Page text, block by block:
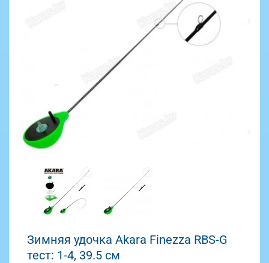
Зимняя удочка Akara Finezza RBS-G
тест: 1-4, 39.5 см